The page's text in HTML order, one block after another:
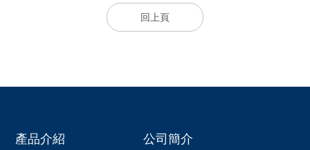
回上頁
產品介紹
公司簡介